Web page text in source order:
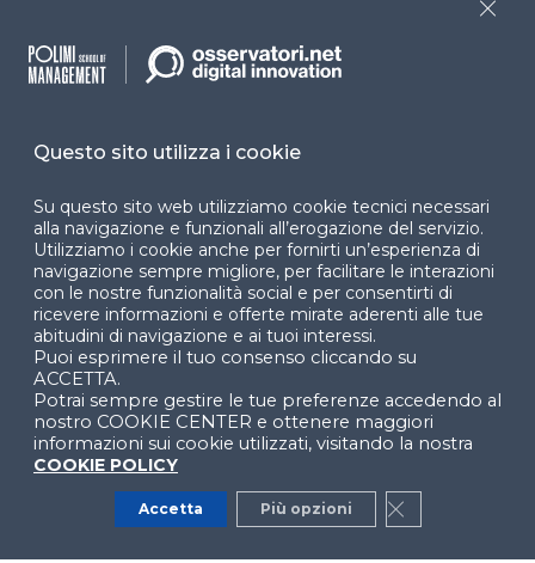
Facebook LinkedIn
YouTube X
© 2024 Copyright © Politecnico di Milano Dipartimento
di Ingegneria Gestionale
Questo sito utilizza i cookie
Su questo sito web utilizziamo cookie tecnici necessari
alla navigazione e funzionali all’erogazione del servizio.
Utilizziamo i cookie anche per fornirti un’esperienza di
navigazione sempre migliore, per facilitare le interazioni
con le nostre funzionalità social e per consentirti di
ricevere informazioni e offerte mirate aderenti alle tue
abitudini di navigazione e ai tuoi interessi.
Puoi esprimere il tuo consenso cliccando su
ACCETTA.
Potrai sempre gestire le tue preferenze accedendo al
nostro COOKIE CENTER e ottenere maggiori
informazioni sui cookie utilizzati, visitando la nostra
COOKIE POLICY
Accetta Più opzioni Close GDPR